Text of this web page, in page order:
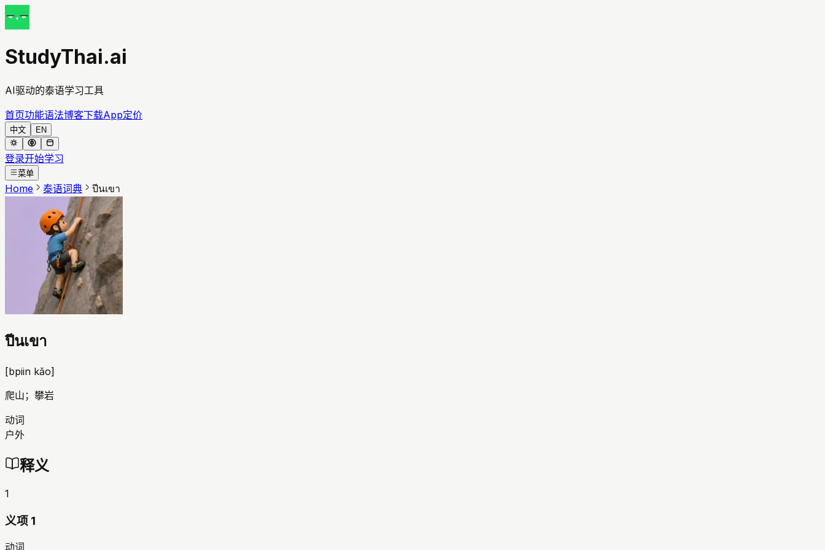
StudyThai.ai
AI驱动的泰语学习工具
首页功能语法博客下载App定价
中文 EN
登录开始学习
菜单
Home 泰语词典 ปีนเขา
ปีนเขา
[bpiin kǎo]
爬山；攀岩
动词
户外
释义
1
义项 1
动词